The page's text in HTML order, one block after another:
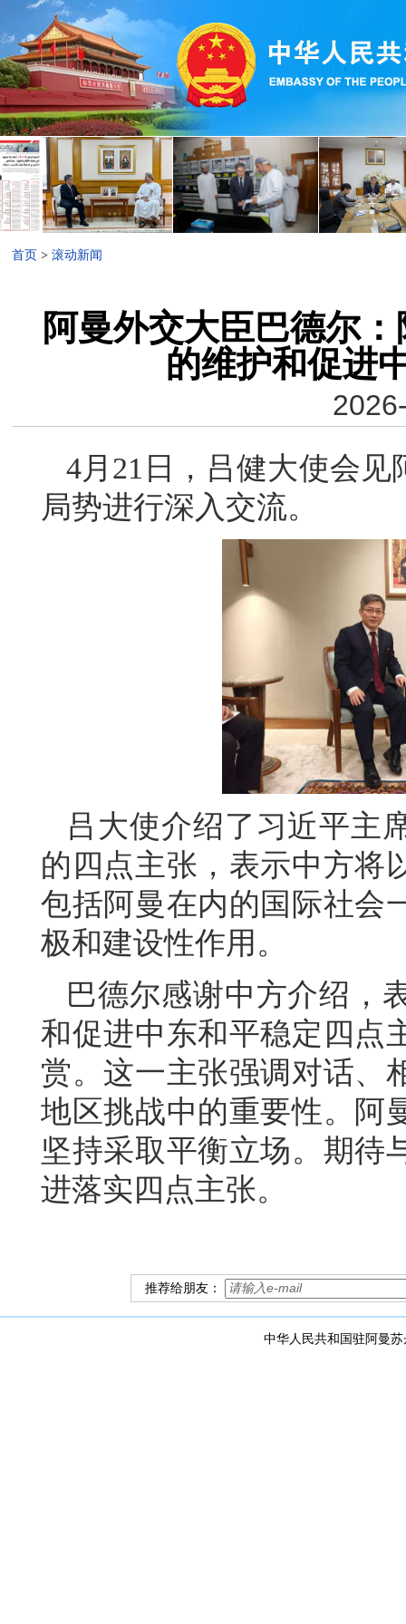
首页 > 滚动新闻
阿曼外交大臣巴德尔
的维护和促进
4月21日，吕健大使会
局势进行深入交流。
吕大使介绍了习近平主
的四点主张，表示中方将
包括阿曼在内的国际社会
极和建设性作用。
巴德尔感谢中方介绍，
和促进中东和平稳定四点
赏。这一主张强调对话、
地区挑战中的重要性。阿
坚持采取平衡立场。期待
进落实四点主张。
推荐给朋友：
中华人民共和国驻阿曼